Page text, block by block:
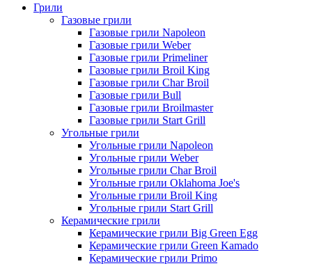
Грили
Газовые грили
Газовые грили Napoleon
Газовые грили Weber
Газовые грили Primeliner
Газовые грили Broil King
Газовые грили Char Broil
Газовые грили Bull
Газовые грили Broilmaster
Газовые грили Start Grill
Угольные грили
Угольные грили Napoleon
Угольные грили Weber
Угольные грили Char Broil
Угольные грили Oklahoma Joe's
Угольные грили Broil King
Угольные грили Start Grill
Керамические грили
Керамические грили Big Green Egg
Керамические грили Green Kamado
Керамические грили Primo